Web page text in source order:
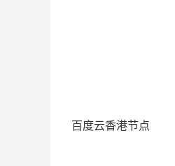
百度云香港节点